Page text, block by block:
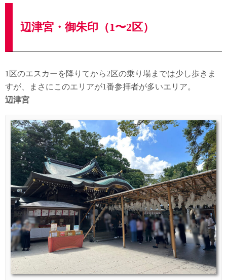
辺津宮・御朱印（1〜2区）
1区のエスカーを降りてから2区の乗り場までは少し歩きま
すが、まさにこのエリアが1番参拝者が多いエリア。
辺津宮